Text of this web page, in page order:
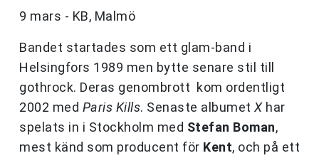
9 mars - KB, Malmö
Bandet startades som ett glam-band i
Helsingfors 1989 men bytte senare stil till
gothrock. Deras genombrott kom ordentligt
2002 med Paris Kills. Senaste albumet Xhar
spelats in i Stockholm med Stefan Boman,
mest känd som producent för Kent, och på ett